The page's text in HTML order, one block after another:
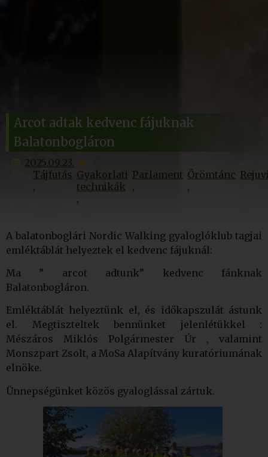
Arcot adtak kedvenc fájuknak
Balatonbogláron
2025.09.23.
Tájfutás Gyakorlati
technikák
Parlament Örömtánc
A balatonboglári Nordic Walking gyaloglóklub tagjai
emléktáblát helyeztek el kedvenc fájuknál:
Ma ” arcot adtunk” kedvenc fánknak
Balatonbogláron.
Emléktáblát helyeztünk el, és időkapszulát ástunk
el. Megtiszteltek bennünket jelenlétükkel :
Mészáros Miklós Polgármester Úr , valamint
Monszpart Zsolt, a MoSa Alapítvány kuratóriumának
elnöke.
Ünnepségünket közös gyaloglással zártuk.